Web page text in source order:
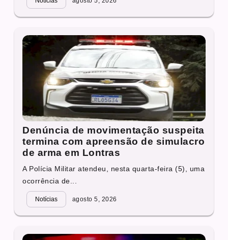
Denúncia de movimentação suspeita
termina com apreensão de simulacro
de arma em Lontras
A Polícia Militar atendeu, nesta quarta-feira (5), uma
ocorrência de...
Notícias agosto 5, 2026